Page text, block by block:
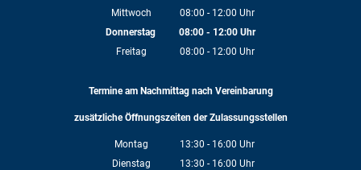
Von 08:00 bis 12:00 Uhr
Mittwoch 08:00 - 12:00 Uhr
Von 08:00 bis 12:00 Uhr
Donnerstag 08:00- 12:00Uhr
Von 08:00 bis 12:00 Uhr
Freitag 08:00 - 12:00 Uhr
Termine am Nachmittag nach Vereinbarung
zusätzliche Öffnungszeiten der Zulassungsstellen
Montag 13:30 - 16:00 Uhr
Von 13:30 bis 16:00 Uhr
Dienstag 13:30 - 16:00 Uhr